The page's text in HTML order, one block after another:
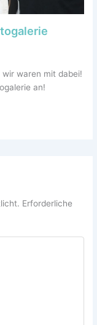
wir waren mit dabei!
an!
Erforderliche